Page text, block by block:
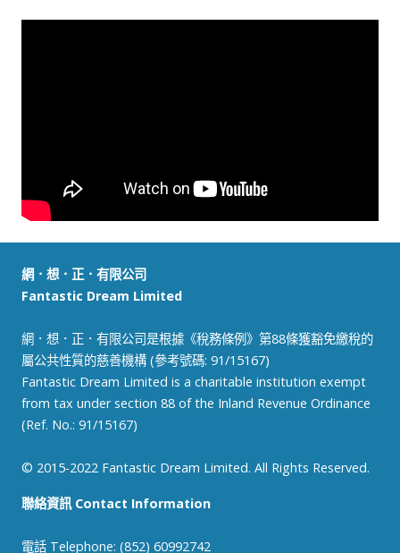
網．想．正．有限公司
Fantastic Dream Limited
網．想．正．有限公司是根據《稅務條例》第88條獲豁免繳稅的
屬公共性質的慈善機構 (參考號碼: 91/15167)
Fantastic Dream Limited is a charitable institution exempt
from tax under section 88 of the Inland Revenue Ordinance
(Ref. No.: 91/15167)
© 2015-2022 Fantastic Dream Limited. All Rights Reserved.
聯絡資訊 Contact Information
電話 Telephone: (852) 60992742